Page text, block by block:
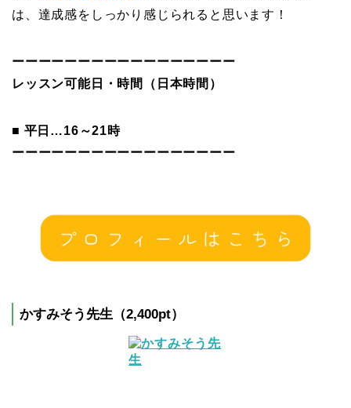
は、達成感をしっかり感じられると思います！
ーーーーーーーーーーーーーーーーー
レッスン可能日・時間（日本時間）
■ 平日…16～21時
ーーーーーーーーーーーーーーーーー
かすみそう先生（2,400pt）